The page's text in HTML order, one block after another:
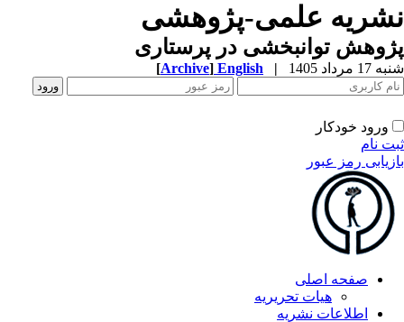
علمی-پژوهشی
توانبخشی در پرستاری
مرداد 1405 |
English
[Archive]
ورود خودکار
نام
رمز عبور
صفحه اصلی
هیات تحریریه
اطلاعات نشریه